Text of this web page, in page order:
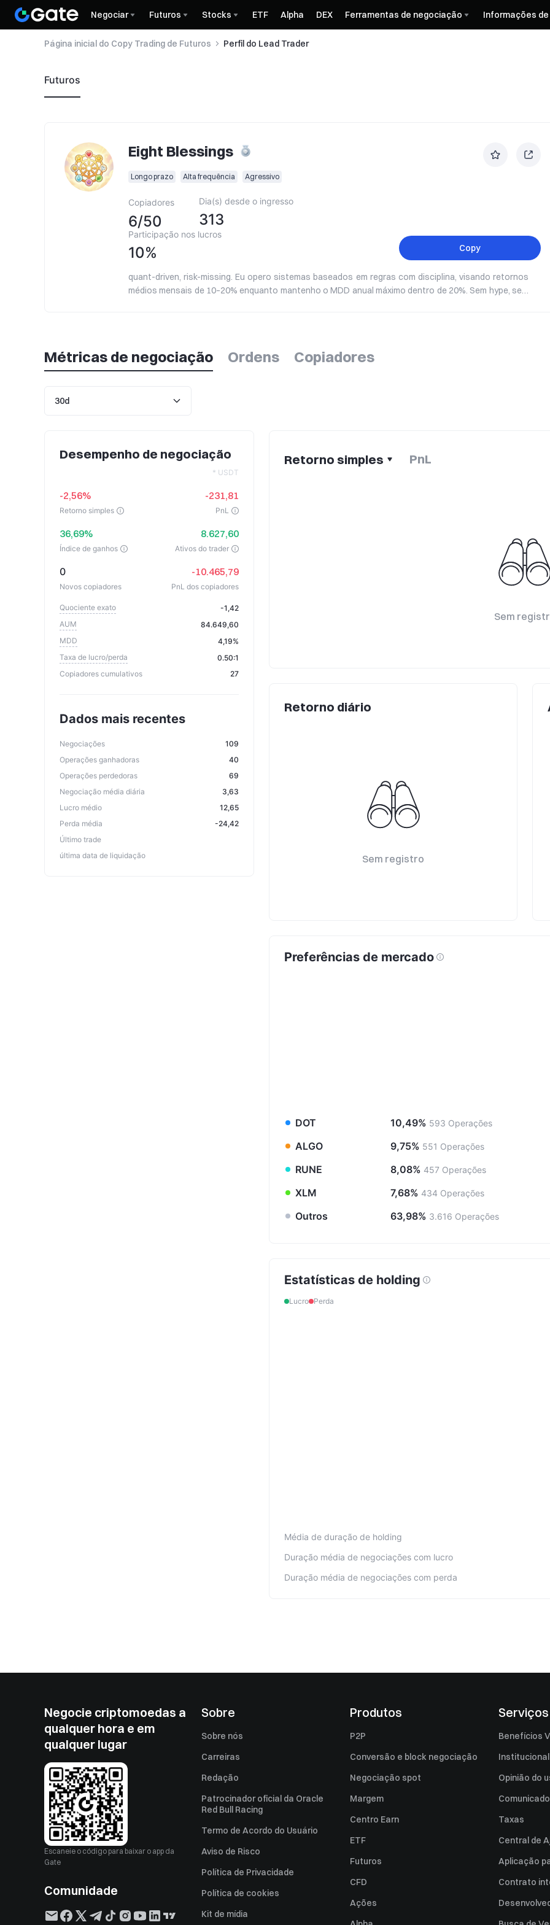
Negociar Futuros Stocks ETF Alpha DEX Ferramentas de negociação Informações
Página inicial do Copy Trading de Futuros Perfil do Lead Trader
Futuros
Eight Blessings
Longo prazo Alta frequência Agressivo
Copiadores
6/50
Dia(s) desde o ingresso
313
Participação nos lucros
10% Copy
quant-driven, risk-missing. Eu opero sistemas baseados em regras com disciplina, visando retornos
médios mensais de 10–20% enquanto mantenho o MDD anual máximo dentro de 20%. Sem hype, sem
Métricas de negociação Ordens Copiadores
Desempenho de negociação
* USDT
-2,56%
Retorno simples
-231,81
PnL
36,69%
Índice de ganhos
8.627,60
Ativos do trader
0
Novos copiadores
-10.465,79
PnL dos copiadores
Quociente exato
-1,42
AUM
84.649,60
MDD
4,19%
Taxa de lucro/perda
0.50:1
Copiadores cumulativos
27
Dados mais recentes
Negociações
109
Operações ganhadoras
40
Operações perdedoras
69
Negociação média diária
3,63
Lucro médio
12,65
Perda média
-24,42
Último trade
última data de liquidação
Retorno simples PnL
Sem
Retorno diário
Sem registro
Preferências de mercado
DOT 10,49% 593 Operações
ALGO
9,75% 551 Operações
RUNE
8,08% 457 Operações
XLM
7,68% 434 Operações
Outros
63,98% 3.616 Operações
Estatísticas de holding
Lucro Perda
Média de duração de holding
Duração média de negociações com lucro
Duração média de negociações com perda
Negocie criptomoedas a
qualquer hora e em
qualquer lugar
Escaneie o código para baixar o app da
Gate
Comunidade
Sobre
Sobre nós
Carreiras
Redação
Patrocinador oficial da Oracle
Red Bull Racing
Termo de Acordo do Usuário
Aviso de Risco
Política de Privacidade
Política de cookies
Kit de mídia
Produtos
P2P
Conversão e block negociação
Negociação spot
Margem
Centro Earn
ETF
Futuros
CFD
Ações
Serviços
Benefícios
Institucional
Opinião do
Comunicado
Taxas
Central de
Aplicação
Contrato